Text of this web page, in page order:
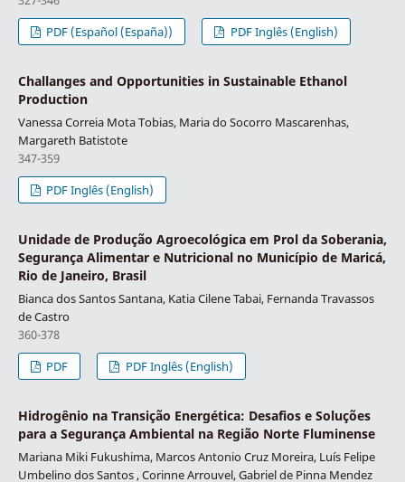
PDF (Español (España))
PDF Inglês (English)
Challanges and Opportunities in Sustainable Ethanol
Production
Vanessa Correia Mota Tobias, Maria do Socorro Mascarenhas,
Margareth Batistote
347-359
PDF Inglês (English)
Unidade de Produção Agroecológica em Prol da Soberania,
Segurança Alimentar e Nutricional no Município de Maricá,
Rio de Janeiro, Brasil
Bianca dos Santos Santana, Katia Cilene Tabai, Fernanda Travassos
de Castro
360-378
PDF
PDF Inglês (English)
Hidrogênio na Transição Energética: Desafios e Soluções
para a Segurança Ambiental na Região Norte Fluminense
Mariana Miki Fukushima, Marcos Antonio Cruz Moreira, Luís Felipe
Umbelino dos Santos , Corinne Arrouvel, Gabriel de Pinna Mendez